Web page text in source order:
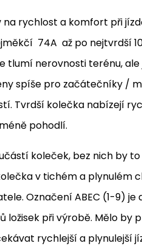
na rychlost a komfort při
74A až po nejtvrdší
tlumí nerovnosti terénu,
spíše pro začátečníky /
Tvrdší kolečka nabízejí
pohodlí.
koleček, bez nich by
v tichém a plynulém
OznačeníABEC (1-9)
ložisek při výrobě. Mělo by
rychlejší a plynulejší